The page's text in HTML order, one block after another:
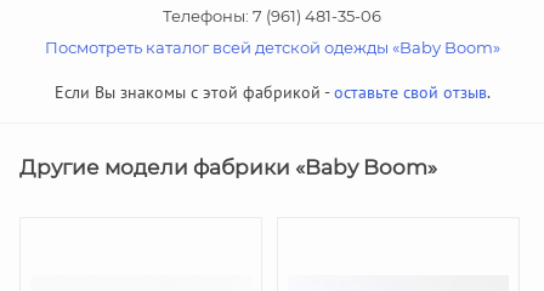
Телефоны: 7 (961) 481-35-06
Посмотреть каталог всей детской одежды «Baby Boom»
Если Вы знакомы с этой фабрикой -оставьте свой отзыв.
Другие модели фабрики «Baby Boom»